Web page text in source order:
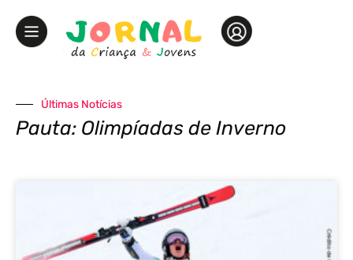
Últimas Notícias
Pauta: Olimpíadas de Inverno